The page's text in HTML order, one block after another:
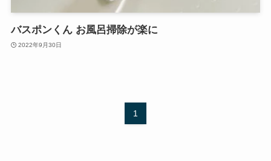
バスポンくん お風呂掃除が楽に
2022年9月30日
1